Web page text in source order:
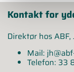
Kontakt for
Direktør hos ABF,
Mail:
Telefon: 33